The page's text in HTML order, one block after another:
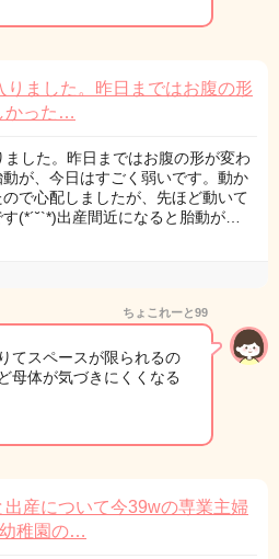
りました。昨日まではお腹の形
かった…
した。昨日まではお腹の形が変わ
が、今日はすごく弱いです。動か
で心配しましたが、先ほど動いて
(*´˘`*)出産間近になると胎動が…
ちょこれーと99
てスペースが限られるの
母体が気づきにくくなる
出産について今39wの専業主婦
稚園の…